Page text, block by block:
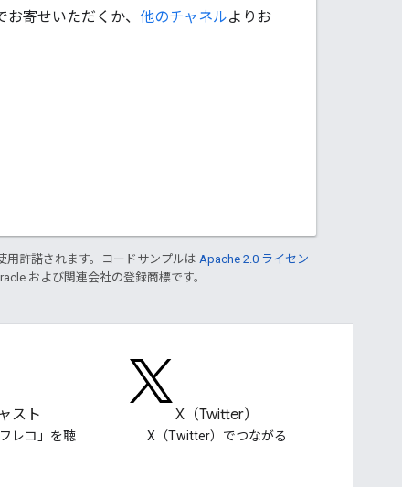
お寄せいただくか、 他のチャネルよりお
用許諾されます。コードサンプルは Apache 2.0 ライセン
および関連会社の登録商標です。
スト
レコ」を聴
X（Twitter）
X（Twitter）でつながる